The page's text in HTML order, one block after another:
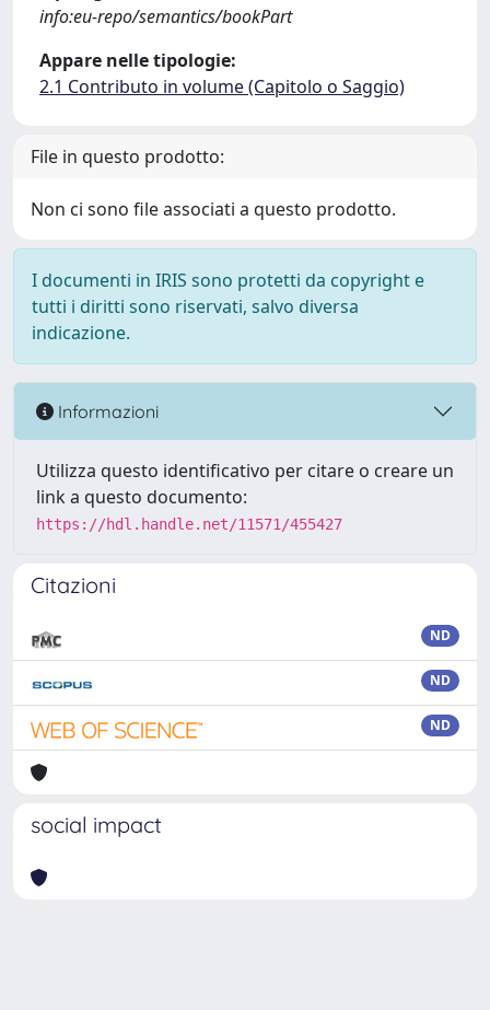
info:eu-repo/semantics/bookPart
Appare nelle tipologie:
2.1 Contributo in volume (Capitolo o Saggio)
File in questo prodotto:
Non ci sono file associati a questo prodotto.
I documenti in IRIS sono protetti da copyright e
tutti i diritti sono riservati, salvo diversa
indicazione.
Informazioni
Utilizza questo identificativo per citare o creare un
link a questo documento:
https://hdl.handle.net/11571/455427
Citazioni
ND
ND
ND
social impact